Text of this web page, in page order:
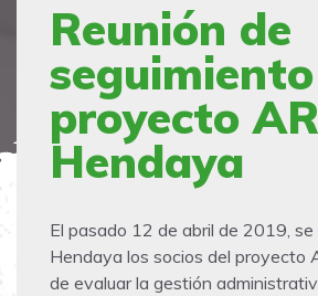
Reunión de
proyecto
Hendaya
El pasado 12 de abril de 2019, se
Hendaya los socios del proyecto
de evaluar la gestión